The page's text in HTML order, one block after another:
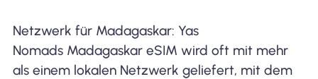
Netzwerk für Madagaskar: Yas
Nomads Madagaskar eSIM wird oft mit mehr
als einem lokalen Netzwerk geliefert, mit dem